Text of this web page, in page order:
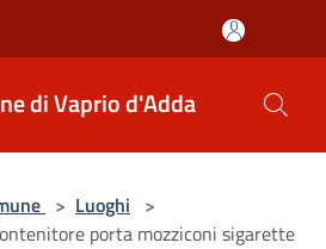
di Vaprio d'Adda
> Luoghi >
porta mozziconi sigarette